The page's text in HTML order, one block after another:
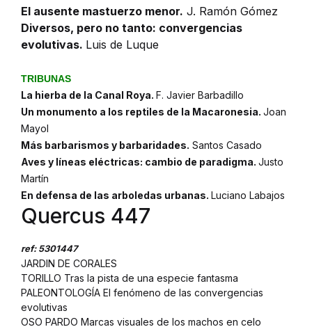
El ausente mastuerzo menor. J. Ramón Gómez
Diversos, pero no tanto: convergencias
evolutivas. Luis de Luque
TRIBUNAS
La hierba de la Canal Roya. F. Javier Barbadillo
Un monumento a los reptiles de la Macaronesia. Joan
Mayol
Más barbarismos y barbaridades. Santos Casado
Aves y líneas eléctricas: cambio de paradigma. Justo
Martín
En defensa de las arboledas urbanas. Luciano Labajos
Quercus 447
ref: 5301447
JARDIN DE CORALES
TORILLO Tras la pista de una especie fantasma
PALEONTOLOGÍA El fenómeno de las convergencias
evolutivas
OSO PARDO Marcas visuales de los machos en celo